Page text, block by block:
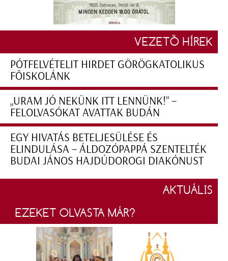
VEZETŐ HÍREK
PÓTFELVÉTELIT HIRDET GÖRÖGKATOLIKUS
FŐISKOLÁNK
„URAM JÓ NEKÜNK ITT LENNÜNK!” –
FELOLVASÓKAT AVATTAK BUDÁN
EGY HIVATÁS BETELJESÜLÉSE ÉS
ELINDULÁSA – ÁLDOZÓPAPPÁ SZENTELTÉK
BUDAI JÁNOS HAJDÚDOROGI DIAKÓNUST
AKTUÁLIS
EZEKET OLVASTA MÁR?